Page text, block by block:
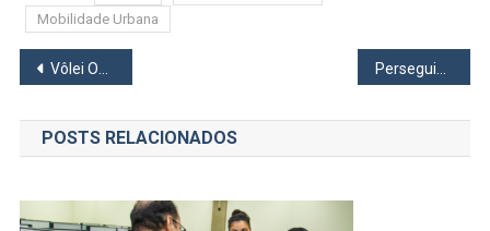
Mobilidade Urbana
Navegação
de
Post
Vôlei Osasco encara equipe mineira hoje (16) fora de casa
POSTS RELACIONADOS